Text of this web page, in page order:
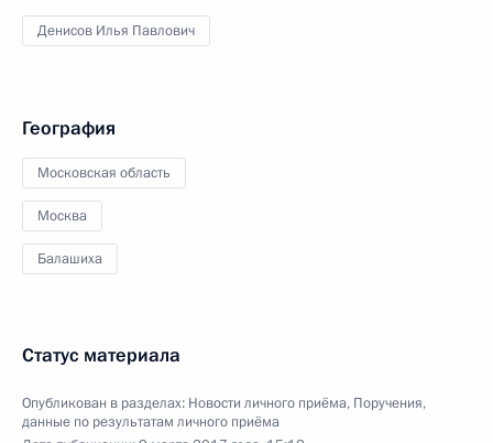
Денисов Илья Павлович
География
Московская область
Москва
Балашиха
Статус материала
Опубликован в разделах: Новости личного приёма, Поручения,
данные по результатам личного приёма